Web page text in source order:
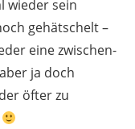
wieder sein
gehätschelt –
eine zwischen-
ja doch
öfter zu